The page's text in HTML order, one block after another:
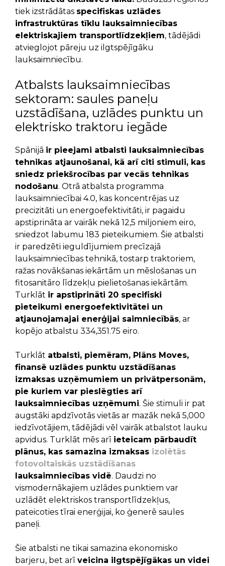
tiek izstrādātas specifiskas uzlādes
infrastruktūras tīklu lauksaimniecības
elektriskajiem transportlīdzekļiem, tādējādi
atvieglojot pāreju uz ilgtspējīgāku
lauksaimniecību.
Atbalsts lauksaimniecības
sektoram: saules paneļu
uzstādīšana, uzlādes punktu un
elektrisko traktoru iegāde
Spānijā ir pieejami atbalsti lauksaimniecības
tehnikas atjaunošanai, kā arī citi stimuli, kas
sniedz priekšrocības par vecās tehnikas
nodošanu. Otrā atbalsta programma
lauksaimniecībai 4.0, kas koncentrējas uz
precizitāti un energoefektivitāti, ir pagaidu
apstiprināta ar vairāk nekā 12,5 miljoniem eiro,
sniedzot labumu 183 pieteikumiem. Šie atbalsti
ir paredzēti ieguldījumiem precīzajā
lauksaimniecības tehnikā, tostarp traktoriem,
ražas novākšanas iekārtām un mēslošanas un
fitosanitāro līdzekļu pielietošanas iekārtām.
Turklāt ir apstiprināti 20 specifiski
pieteikumi energoefektivitātei un
atjaunojamajai enerģijai saimniecībās, ar
kopējo atbalstu 334,351.75 eiro.
Turklāt atbalsti, piemēram, Plāns Moves,
finansē uzlādes punktu uzstādīšanas
izmaksas uzņēmumiem un privātpersonām,
pie kuriem var pieslēgties arī
lauksaimniecības uzņēmumi. Šie stimuli ir pat
augstāki apdzīvotās vietās ar mazāk nekā 5,000
iedzīvotājiem, tādējādi vēl vairāk atbalstot lauku
apvidus. Turklāt mēs arī ieteicam pārbaudīt
plānus, kas samazina izmaksas izolētās
fotovoltaiskās uzstādīšanas
lauksaimniecības vidē. Daudzi no
vismodernākajiem uzlādes punktiem var
uzlādēt elektriskos transportlīdzekļus,
pateicoties tīrai enerģijai, ko ģenerē saules
paneļi.
Šie atbalsti ne tikai samazina ekonomisko
barjeru, bet arī veicina ilgtspējīgākas un videi